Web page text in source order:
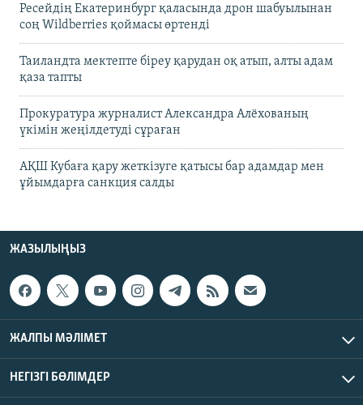
Ресейдің Екатеринбург қаласында дрон шабуылынан
соң Wildberries қоймасы өртенді
Таиландта мектепте біреу қарудан оқ атып, алты адам
қаза тапты
Прокуратура журналист Александра Алёхованың
үкімін жеңілдетуді сұраған
АҚШ Кубаға қару жеткізуге қатысы бар адамдар мен
ұйымдарға санкция салды
ЖАЗЫЛЫҢЫЗ
ЖАЛПЫ МӘЛІМЕТ
НЕГІЗГІ БӨЛІМДЕР